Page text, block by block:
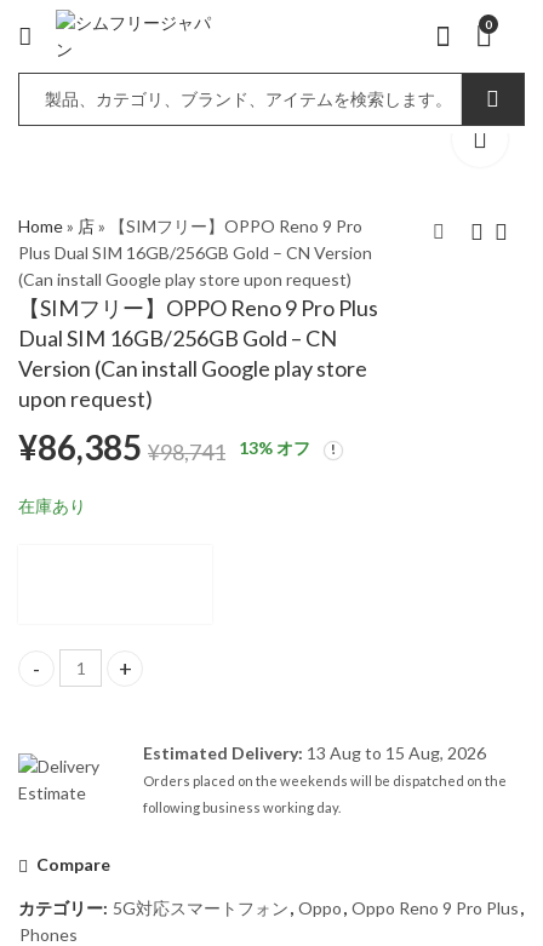
0
Home» 店»
【SIMフリー】OPPO Reno 9 Pro
Plus Dual SIM 16GB/256GB Gold – CN Version
(Can install Google play store upon request)
【SIMフリー】OPPO Reno 9 Pro Plus
Dual SIM 16GB/256GB Gold – CN
Version (Can install Google play store
upon request)
【SIMフリー】OPPO
Reno 9 Pro Plus Dual
Green - CN Version
play store upon
request)
【SIMフリー】OPPO
Gold - CN Version (Can
¥86,385 ¥98,741 13% オフ
在庫あり
【SIMフリー】OPPO Reno 9 Pro Plus Dual SIM 16GB/256GB
Estimated Delivery: 13 Aug to 15 Aug, 2026
Orders placed on the weekends will be dispatched on the
following business working day.
Compare
カテゴリー: 5G対応スマートフォン, Oppo, Oppo Reno 9 Pro Plus,
Phones